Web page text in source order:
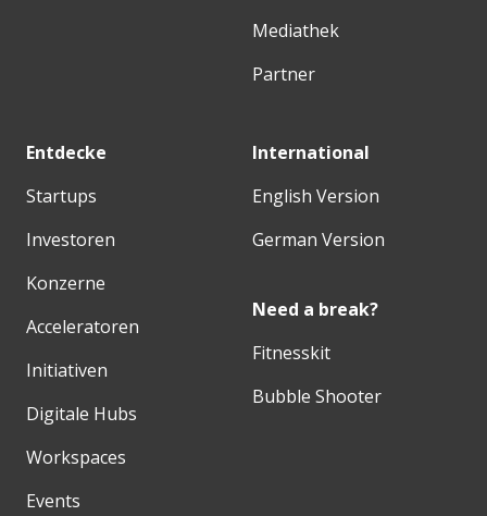
Mediathek
Partner
Entdecke
Startups
Investoren
Konzerne
Acceleratoren
Initiativen
Digitale Hubs
Workspaces
Events
International
English Version
German Version
Need a break?
Fitnesskit
Bubble Shooter